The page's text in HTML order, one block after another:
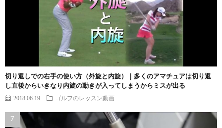
切り返しでの右手の使い方（外旋と内旋）｜多くのアマチュアは切り返
し直後からいきなり内旋の動きが入ってしまうからミスが出る
2018.06.19 ゴルフのレッスン動画